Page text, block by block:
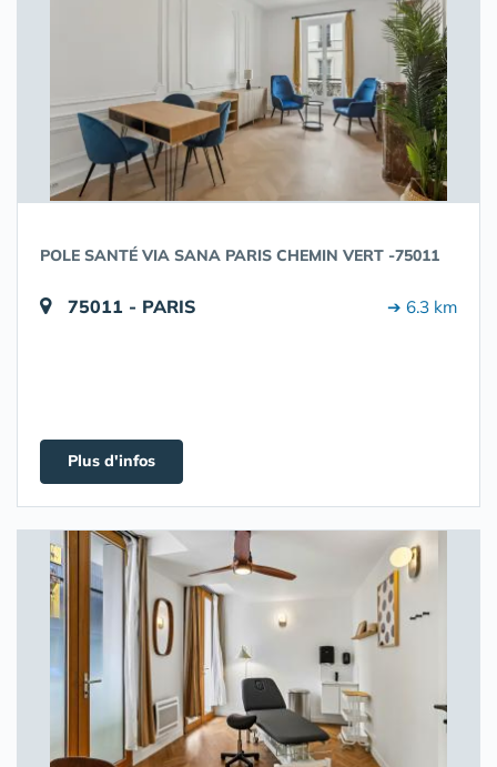
POLE SANTÉ VIA SANA PARIS CHEMIN VERT -75011
75011 - PARIS ➔ 6.3 km
Plus d'infos